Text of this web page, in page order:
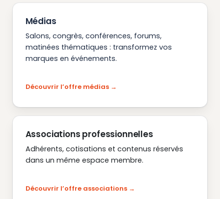
Médias
Salons, congrès, conférences, forums,
matinées thématiques : transformez vos
marques en événements.
Découvrir l’offre médias
Associations professionnelles
Adhérents, cotisations et contenus réservés
dans un même espace membre.
Découvrir l’offre associations